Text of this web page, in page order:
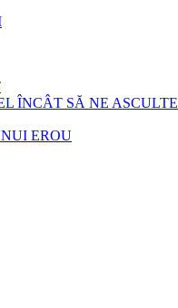
ÎNCÂT SĂ NE ASCULTE
EROU